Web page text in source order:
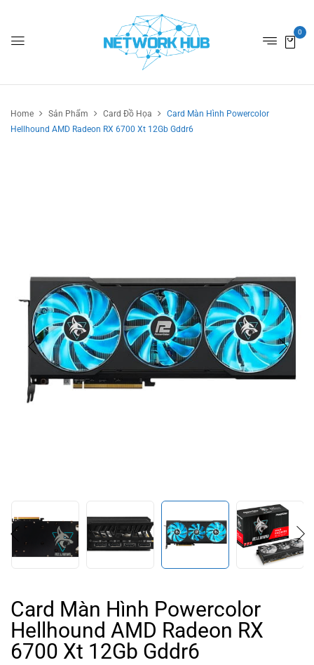
0
Home Sản Phẩm Card Đồ Họa
Card Màn Hình Powercolor
Hellhound AMD Radeon RX 6700 Xt 12Gb Gddr6
Card Màn Hình Powercolor
Hellhound AMD Radeon RX
6700 Xt 12Gb Gddr6